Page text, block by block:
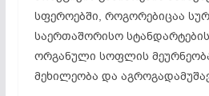
სფეროებში, როგორებიცაა
საერთაშორისო
ორგანული სოფლის
მეხილეობა და